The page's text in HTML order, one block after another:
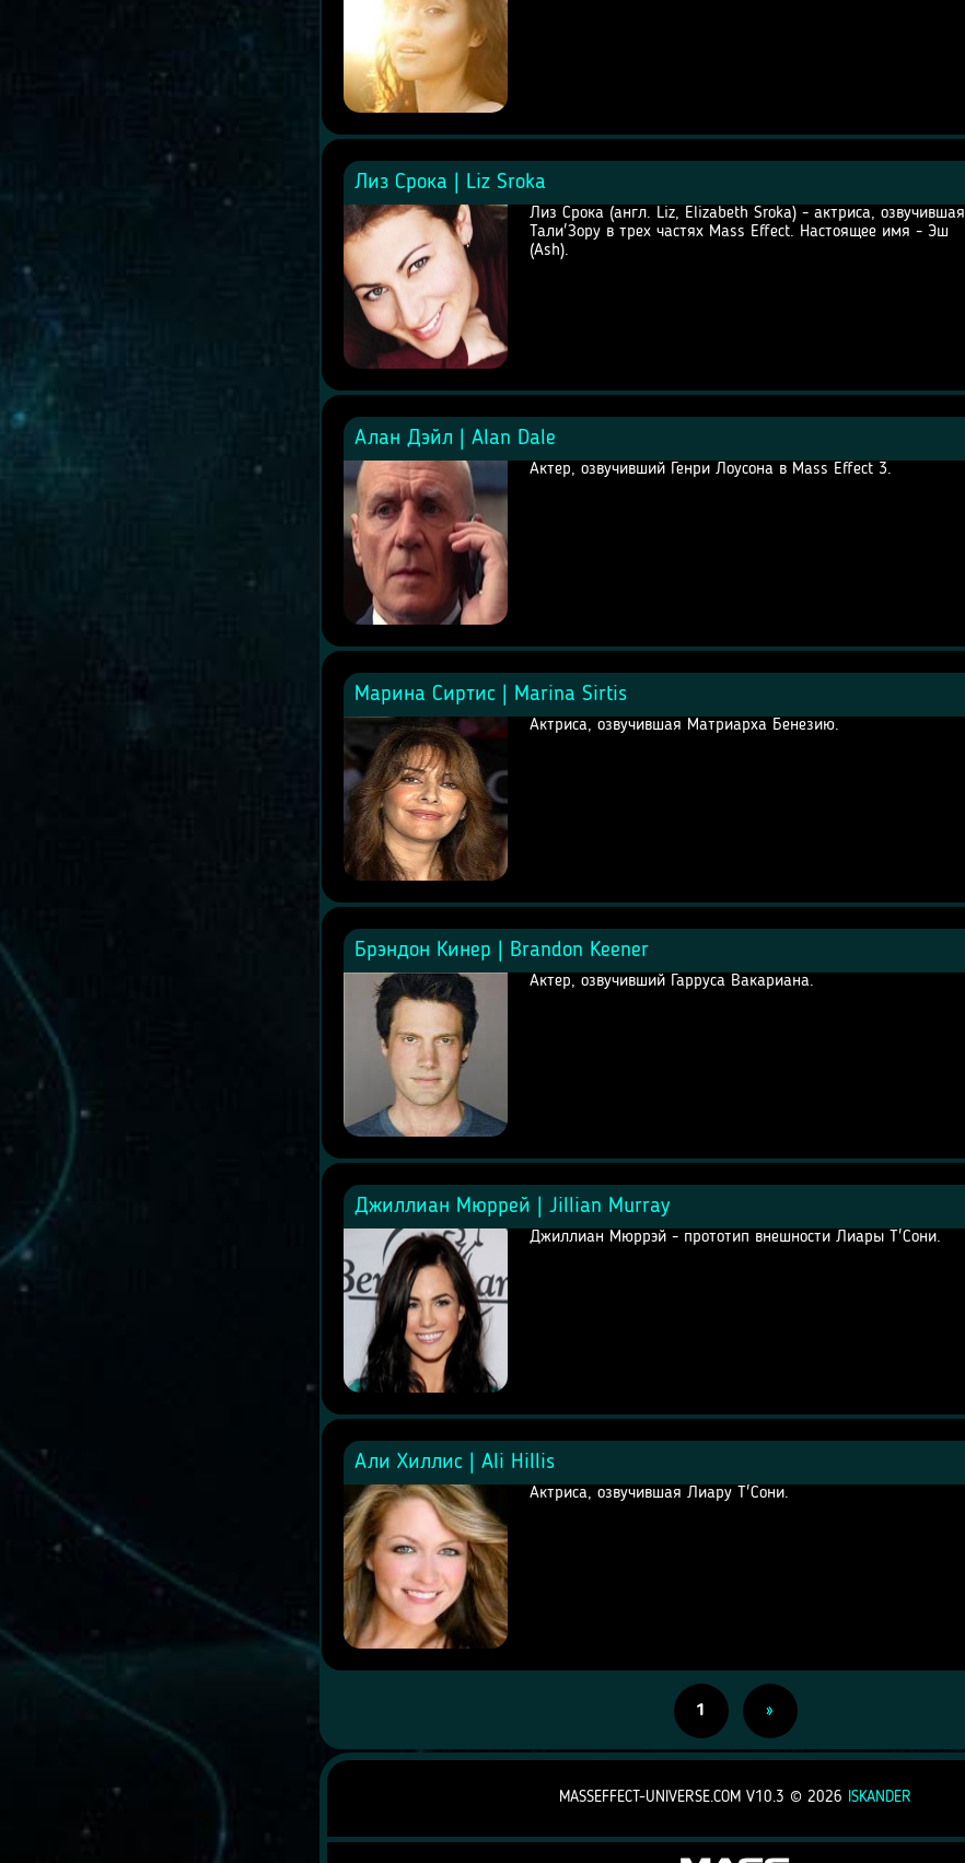
Лиз Срока | Liz Sroka
Лиз Срока (англ. Liz, Elizabeth Sroka) - актриса, озвучившая
Тали'Зору в трех частях Mass Effect. Настоящее имя - Эш
(Ash).
Алан Дэйл | Alan Dale
Актер, озвучивший Генри Лоусона в Mass Effect 3.
Марина Сиртис | Marina Sirtis
Актриса, озвучившая Матриарха Бенезию.
Брэндон Кинер | Brandon Keener
Актер, озвучивший Гарруса Вакариана.
Джиллиан Мюррей | Jillian Murray
Джиллиан Мюррэй - прототип внешности Лиары Т'Сони.
Али Хиллис | Ali Hillis
Актриса, озвучившая Лиару Т'Сони.
1 »
MASSEFFECT-UNIVERSE.COM V10.3 © 2026 ISKANDER